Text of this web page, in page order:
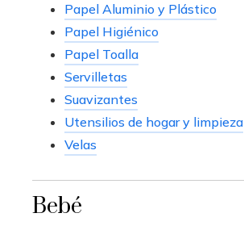
Papel Aluminio y Plástico
Papel Higiénico
Papel Toalla
Servilletas
Suavizantes
Utensilios de hogar y limpieza
Velas
Bebé